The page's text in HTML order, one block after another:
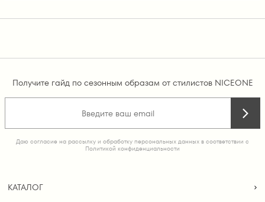
Получите гайд по сезонным образам от стилистов NICEONE
Даю согласие на рассылку и обработку персональных данных в соответствии с
Политикой конфиденциальности
КАТАЛОГ